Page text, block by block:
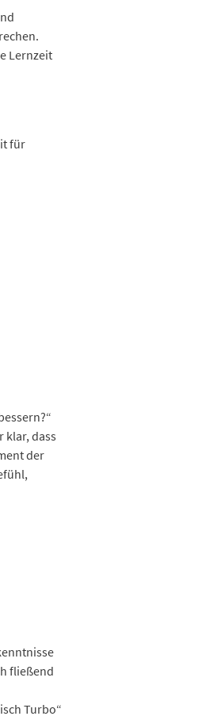
Lernzeit
für
klar, dass
der
fließend
Turbo“